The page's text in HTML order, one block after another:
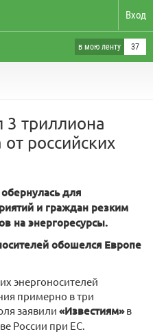
Вход
в мою ленту 37
3 триллиона
российских
для
и граждан резким
на энергоресурсы.
обошелся Европе
энергоносителей
примерно в три
заявили «Известиям»в
России при ЕС.